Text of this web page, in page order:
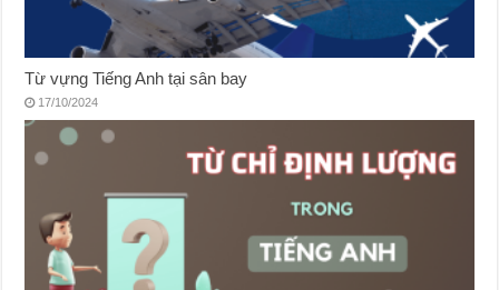
Từ vựng Tiếng Anh tại sân bay
17/10/2024